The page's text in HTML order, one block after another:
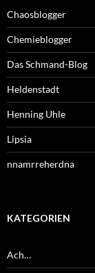
Chaosblogger
Chemieblogger
Das Schmand-Blog
Heldenstadt
Henning Uhle
Lipsia
nnamrreherdna
KATEGORIEN
Ach…